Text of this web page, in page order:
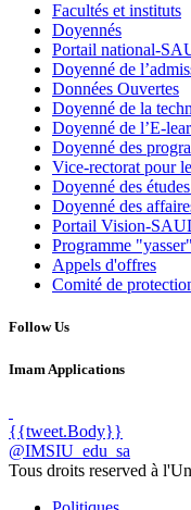
Facultés et instituts
Doyennés
Portail national-
Doyenné de
Données Ouvertes
Doyenné de la
Doyenné de l’E-
Doyenné des
Vice-rectorat pour
Doyenné des
Doyenné des
Portail Vision-
Programme
Appels d'offres
Comité de
Follow Us
Imam Applications
{{tweet.Body}}
@IMSIU_edu_sa
Tous droits reserved à